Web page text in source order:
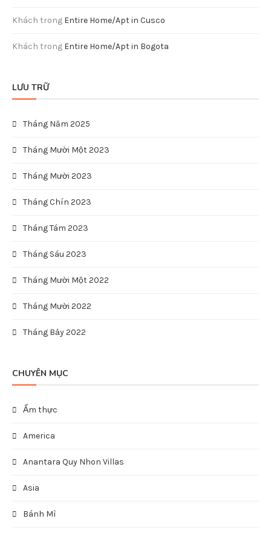
Khách trong Entire Home/Apt in Cusco
Khách trong Entire Home/Apt in Bogota
LƯU TRỮ
Tháng Năm 2025
Tháng Mười Một 2023
Tháng Mười 2023
Tháng Chín 2023
Tháng Tám 2023
Tháng Sáu 2023
Tháng Mười Một 2022
Tháng Mười 2022
Tháng Bảy 2022
CHUYÊN MỤC
Ẩm thực
America
Anantara Quy Nhon Villas
Asia
Bánh Mì